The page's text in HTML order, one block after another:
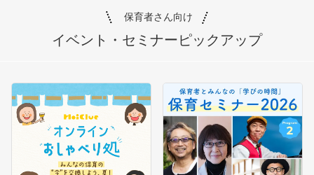
保育者さん向け
イベント・セミナーピックアップ